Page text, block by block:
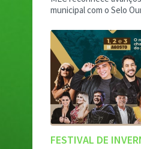
municipal com o Selo
FESTIVAL DE